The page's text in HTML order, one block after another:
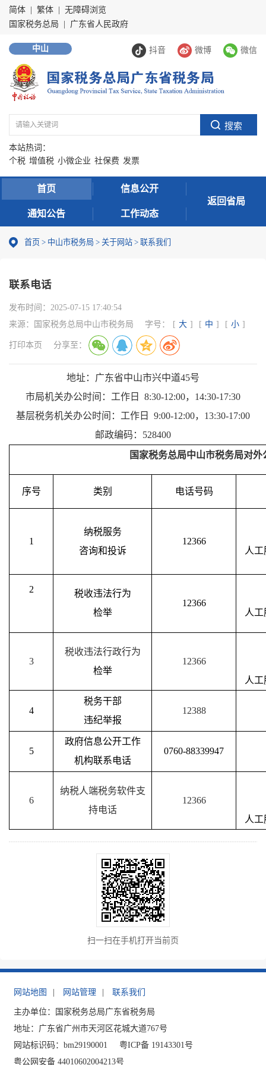
简体 繁体
无障碍浏览
国家税务总局
广东省人民政府
抖音 微博 微信
中山
本站热词：
个税 增值税 小微企业 社保费 发票
首页 信息公开
通知公告 工作动态
返回省局
首页 > 中山市税务局 > 关于网站 > 联系我们
联系电话
发布时间： 2025-07-15 17:40:54
来源：
国家税务总局中山市税务局 字号： [ 大 ] [ 中 ] [ 小 ]
打印本页 分享至：
地址：广东省中山市兴中道45号
市局机关办公时间：工作日 8:30-12:00，14:30-17:30
基层税务机关办公时间：工作日 9:00-12:00，13:30-17:00
邮政编码：528400
国家税务总局中山市税务局对外
序号 类别 电话号码
1
纳税服务
咨询和投诉
12366
人工
2
税收违法行为
检举
12366
人工
3
税收违法行政行为
检举
12366
人工
4
税务干部
违纪举报
12388
5
政府信息公开工作
机构联系电话
0760-88339947
6
纳税人端税务软件支
持电话
12366
人工
扫一扫在手机打开当前页
网站地图 网站管理 联系我们
主办单位：国家税务总局广东省税务局
地址：广东省广州市天河区花城大道767号
网站标识码：bm29190001
粤ICP备 19143301号
粤公网安备 44010602004213号